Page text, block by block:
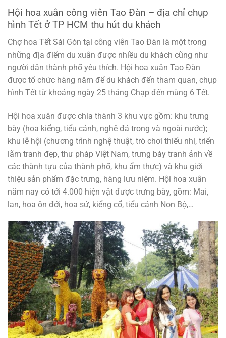
Hội hoa xuân công viên Tao Đàn – địa chỉ chụp
hình Tết ở TP HCM thu hút du khách
Chợ hoa Tết Sài Gòn tại công viên Tao Đàn là một trong
những địa điểm du xuân được nhiều du khách cũng như
người dân thành phố yêu thích. Hội hoa xuân Tao Đàn
được tổ chức hàng năm để du khách đến tham quan, chụp
hình Tết từ khoảng ngày 25 tháng Chạp đến mùng 6 Tết.
Hội hoa xuân được chia thành 3 khu vực gồm: khu trưng
bày (hoa kiểng, tiểu cảnh, nghê đá trong và ngoài nước);
khu lễ hội (chương trình nghệ thuật, trò chơi thiếu nhi, triển
lãm tranh đẹp, thư pháp Việt Nam, trưng bày tranh ảnh về
các thành tựu của thành phố, khu ẩm thực) và khu giới
thiệu sản phẩm đặc trưng, ​​hàng lưu niệm. Hội hoa xuân
năm nay có tới 4.000 hiện vật được trưng bày, gồm: Mai,
lan, hoa ôn đới, hoa sứ, kiểng cổ, tiểu cảnh Non Bộ,…